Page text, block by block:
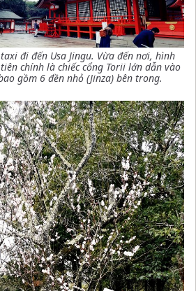
đi đến Usa Jingu. Vừa đến nơi, hình
chính là chiếc cổng Torii lớn dẫn vào
gồm 6 đền nhỏ (Jinza) bên trong.